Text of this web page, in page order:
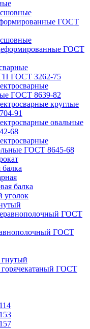
ГОСТ
ГОСТ
ГОСТ 3262-75
ГОСТ 8639-82
круглые
91
овальные
68
ГОСТ 8645-68
балка
уголок
ГОСТ
ГОСТ
ГОСТ